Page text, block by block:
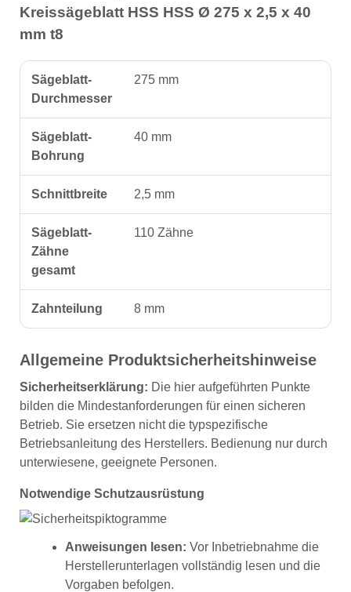
Kreissägeblatt HSS HSS Ø 275 x 2,5 x 40
mm t8
Sägeblatt-
Durchmesser
275 mm
Sägeblatt-
Bohrung
40 mm
Schnittbreite 2,5 mm
Sägeblatt-
Zähne
gesamt
110 Zähne
Zahnteilung 8 mm
Allgemeine Produktsicherheitshinweise
Sicherheitserklärung: Die hier aufgeführten Punkte
bilden die Mindestanforderungen für einen sicheren
Betrieb. Sie ersetzen nicht die typspezifische
Betriebsanleitung des Herstellers. Bedienung nur durch
unterwiesene, geeignete Personen.
Notwendige Schutzausrüstung
Anweisungen lesen: Vor Inbetriebnahme die
Herstellerunterlagen vollständig lesen und die
Vorgaben befolgen.